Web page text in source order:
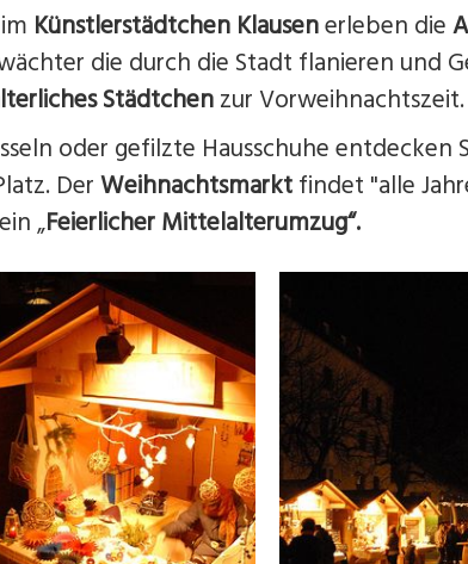
im Künstlerstädtchen Klausenerleben die
die durch die Stadt flanieren und
Städtchen zur Vorweihnachtszeit.
oder gefilzte Hausschuhe entdecken
Der Weihnachtsmarktfindet "alle
„Feierlicher Mittelalterumzug“.